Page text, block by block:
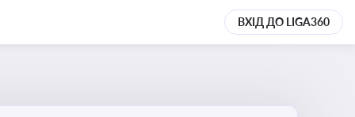
ВХІД ДО LIGA360